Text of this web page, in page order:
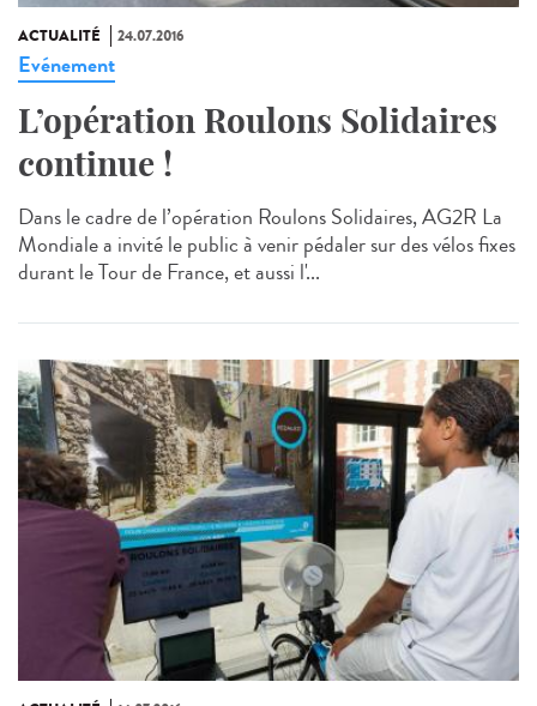
ACTUALITÉ 24.07.2016
Evénement
L’opération Roulons Solidaires
continue !
Dans le cadre de l’opération Roulons Solidaires, AG2R La
Mondiale a invité le public à venir pédaler sur des vélos fixes
durant le Tour de France, et aussi l'...